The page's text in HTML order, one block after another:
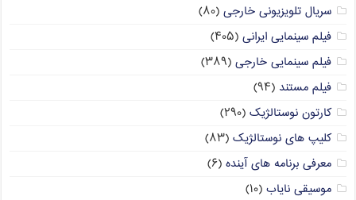
سریال تلویزیونی خارجی (۸۰)
فیلم سینمایی ایرانی (۴۰۵)
فیلم سینمایی خارجی (۳۸۹)
فیلم مستند (۹۴)
کارتون نوستالژیک (۲۹۰)
کلیپ های نوستالژیک (۸۳)
معرفی برنامه های آینده (۶)
موسیقی نایاب (۱۰)